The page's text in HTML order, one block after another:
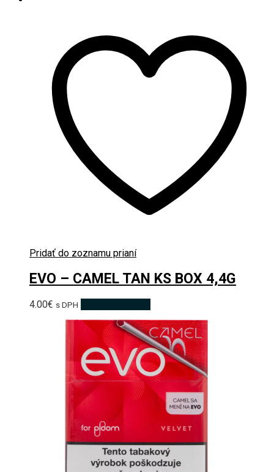
Pridať do zoznamu prianí
EVO – CAMEL TAN KS BOX 4,4G
4.00€ s DPH